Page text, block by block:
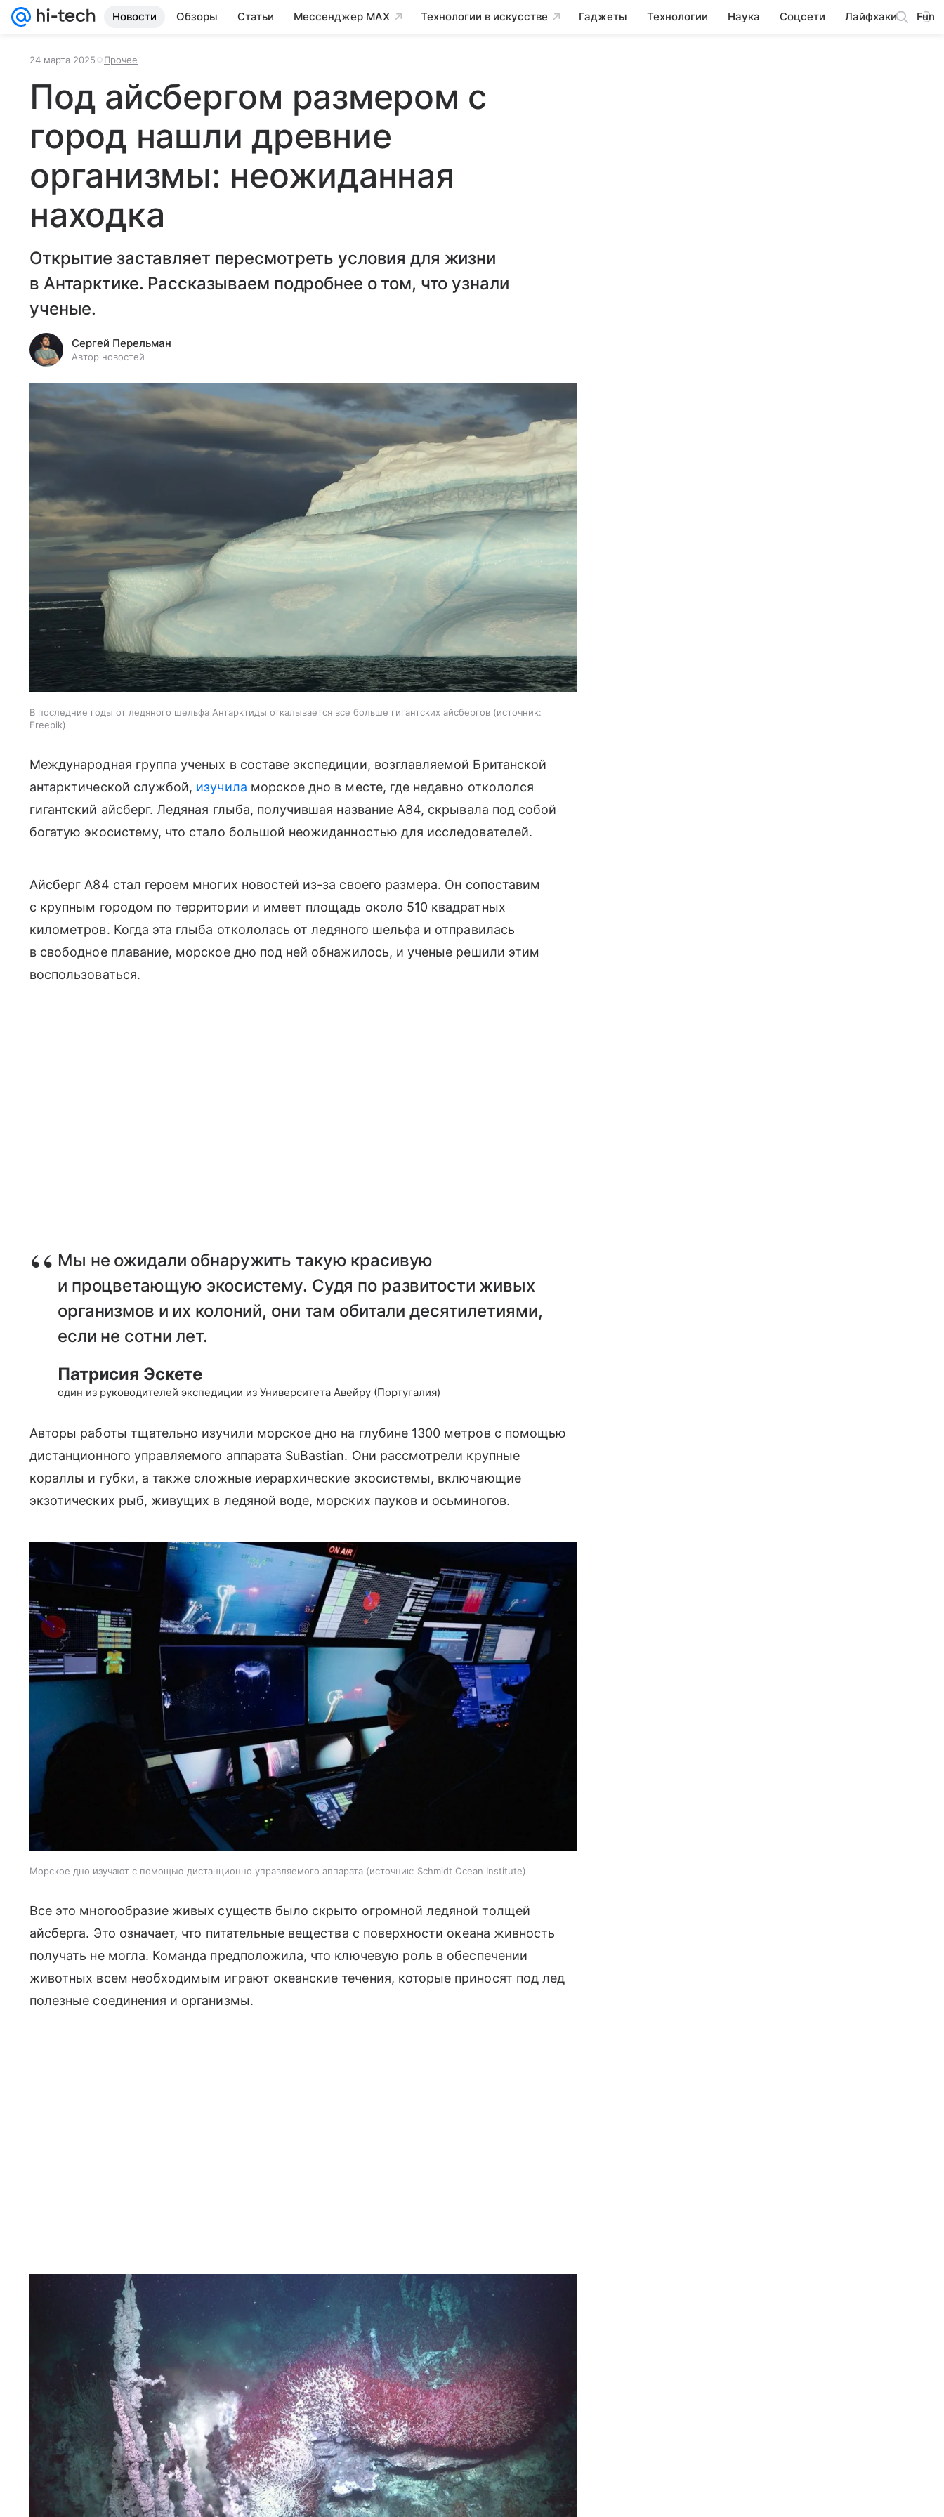
Новости Обзоры Статьи Мессенджер MAX Технологии в искусстве Гаджеты Технологии Наука Соцсети Лайфхаки Fun
24 марта 2025 Прочее
Под айсбергом размером с
город нашли древние
организмы: неожиданная
находка
Открытие заставляет пересмотреть условия для жизни
в Антарктике. Рассказываем подробнее о том, что узнали
ученые.
Сергей Перельман
Автор новостей
В последние годы от ледяного шельфа Антарктиды откалывается все больше гигантских айсбергов
источник:
Freepik
Международная группа ученых в составе экспедиции, возглавляемой Британской
антарктической службой, изучила морское дно в месте, где недавно откололся
гигантский айсберг. Ледяная глыба, получившая название A84, скрывала под собой
богатую экосистему, что стало большой неожиданностью для исследователей.
Айсберг A84 стал героем многих новостей из-за своего размера. Он сопоставим
с крупным городом по территории и имеет площадь около 510 квадратных
километров. Когда эта глыба откололась от ледяного шельфа и отправилась
в свободное плавание, морское дно под ней обнажилось, и ученые решили этим
воспользоваться.
Мы не ожидали обнаружить такую красивую
и процветающую экосистему. Судя по развитости живых
организмов и их колоний, они там обитали десятилетиями,
если не сотни лет.
Патрисия Эскете
один из руководителей экспедиции из Университета Авейру (Португалия)
Авторы работы тщательно изучили морское дно на глубине 1300 метров с помощью
дистанционного управляемого аппарата SuBastian. Они рассмотрели крупные
кораллы и губки, а также сложные иерархические экосистемы, включающие
экзотических рыб, живущих в ледяной воде, морских пауков и осьминогов.
Морское дно изучают с помощью дистанционно управляемого аппарата источник: Schmidt Ocean Institute
Все это многообразие живых существ было скрыто огромной ледяной толщей
айсберга. Это означает, что питательные вещества с поверхности океана живность
получать не могла. Команда предположила, что ключевую роль в обеспечении
животных всем необходимым играют океанские течения, которые приносят под лед
полезные соединения и организмы.